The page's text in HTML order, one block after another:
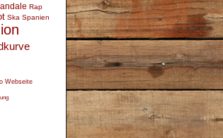
Rap
Ska Spanien
Webseite